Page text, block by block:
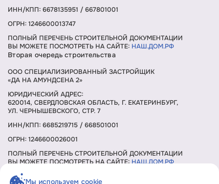
ИНН/КПП: 6678135951 / 667801001
ОГРН: 1246600013747
ПОЛНЫЙ ПЕРЕЧЕНЬ СТРОИТЕЛЬНОЙ ДОКУМЕНТАЦИИ
ВЫ МОЖЕТЕ ПОСМОТРЕТЬ НА САЙТЕ: НАШ.ДОМ.РФ
Вторая очередь строительства
ООО СПЕЦИАЛИЗИРОВАННЫЙ ЗАСТРОЙЩИК
«ДА НА АМУНДСЕНА 2»
ЮРИДИЧЕСКИЙ АДРЕС:
620014, СВЕРДЛОВСКАЯ ОБЛАСТЬ, Г. ЕКАТЕРИНБУРГ,
УЛ. ЧЕРНЫШЕВСКОГО, СТР. 7
ИНН/КПП: 6685219715 / 668501001
ОГРН: 1246600026001
ПОЛНЫЙ ПЕРЕЧЕНЬ СТРОИТЕЛЬНОЙ ДОКУМЕНТАЦИИ
ВЫ МОЖЕТЕ ПОСМОТРЕТЬ НА САЙТЕ: НАШ.ДОМ.РФ
Мы используем cookie